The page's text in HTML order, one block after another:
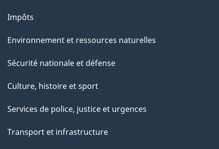
Impôts
Environnement et ressources naturelles
Sécurité nationale et défense
Culture, histoire et sport
Services de police, justice et urgences
Transport et infrastructure